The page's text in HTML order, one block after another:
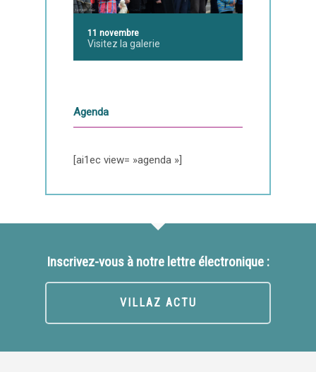
11 novembre
Visitez la galerie
Agenda
[ai1ec view= »agenda »]
Inscrivez-vous à notre lettre électronique :
VILLAZ ACTU